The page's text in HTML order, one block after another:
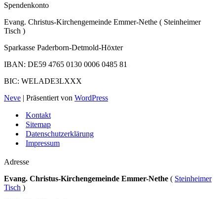
Spendenkonto
Evang. Christus-Kirchengemeinde Emmer-Nethe ( Steinheimer
Tisch )
Sparkasse Paderborn-Detmold-Höxter
IBAN: DE59 4765 0130 0006 0485 81
BIC: WELADE3LXXX
Neve | Präsentiert von WordPress
Kontakt
Sitemap
Datenschutzerklärung
Impressum
Adresse
Evang. Christus-Kirchengemeinde Emmer-Nethe ( Steinheimer
Tisch )